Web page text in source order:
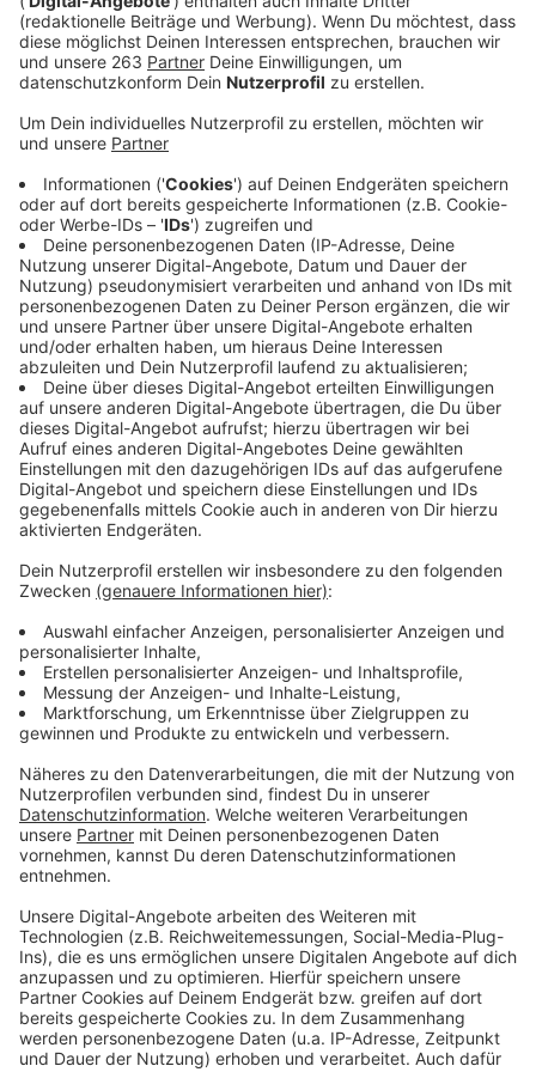
Die neue Ausstellung im Siegener „Museum für
„Der Traum der Bibliothek“ vereint über 30, teils
Künstlern. In zwölf Räumen werden Fotos, Skulpturen,
Gemälde, Installationen und Filme gezeigt. Bis zum
1.September ist die Ausstellung zu sehen. Die
Fotografin Candida Höfer etwa zeigt großformatige,
menschenleere Bilder von imposanten, historischen
Bibliotheken und schmucklosen Archiven. Der Bremer
Künstler Achim Bitter hat einen begehbaren Leseraum
installiert: die Arbeit besteht aus Möbeln, die sich zu
einer Raumskulptur fügen. Aufgeschlagen
herumliegende Bücher laden zum Blättern ein, zwei
Sessel bilden eine Leseecke. In einem Film stellt der
Kölner Künstler Lutz Fritsch seine Bibliothek in der
Antarktis vor. Die südlichste Bücherei der Welt wurde
für deutsche Polarforscher entworfen und in einem
saftig-grün lackierten Container im Eis untergebracht.
Die Ausstellung ist die letzte der scheidenden
Museumsdirektorin Eva Schmidt. Sie leitete 15 Jahre
lang das in einem ehemaligen Telegraphenamt und
einem Neubau untergebrachte Museum in Siegen.
Nachfolger ist Thomas Thiel, er kommt vom
Bielefelder Kunstverein. (dpa)
Anzeige
Anzeige